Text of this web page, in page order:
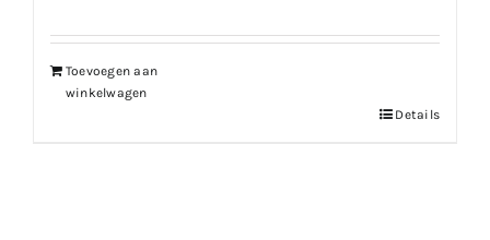
Toevoegen aan
winkelwagen
Details